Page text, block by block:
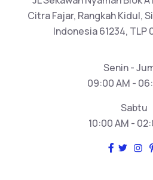
Citra Fajar, Rangkah Kidul,
Indonesia 61234, TLP
Senin -
09:00 AM -
Sabtu
10:00 AM -